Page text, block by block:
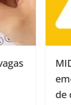
a
em cidades
estados